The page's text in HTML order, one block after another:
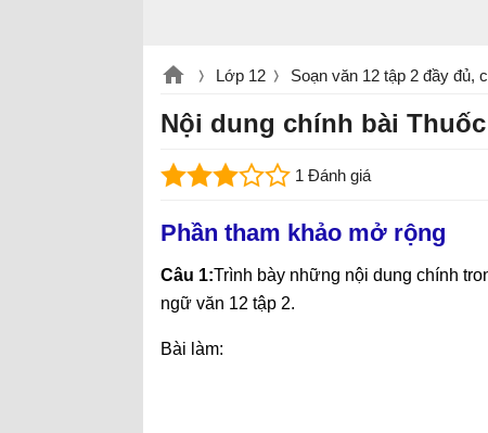
Lớp 12 Soạn văn 12 tập 2 đầy đủ,
Nội dung chính bài
1 Đánh giá
Phần tham khảo mở rộng
Câu 1:Trình bày những nội dung chính
ngữ văn 12 tập 2.
Bài làm: